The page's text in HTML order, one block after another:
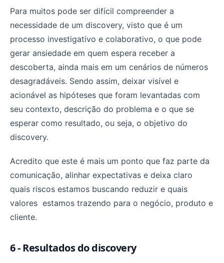
Para muitos pode ser difícil compreender a
necessidade de um discovery, visto que é um
processo investigativo e colaborativo, o que pode
gerar ansiedade em quem espera receber a
descoberta, ainda mais em um cenários de números
desagradáveis. Sendo assim, deixar visível e
acionável as hipóteses que foram levantadas com
seu contexto, descrição do problema e o que se
esperar como resultado, ou seja, o objetivo do
discovery.
Acredito que este é mais um ponto que faz parte da
comunicação, alinhar expectativas e deixa claro
quais riscos estamos buscando reduzir e quais
valores estamos trazendo para o negócio, produto e
cliente.
6 - Resultados do discovery